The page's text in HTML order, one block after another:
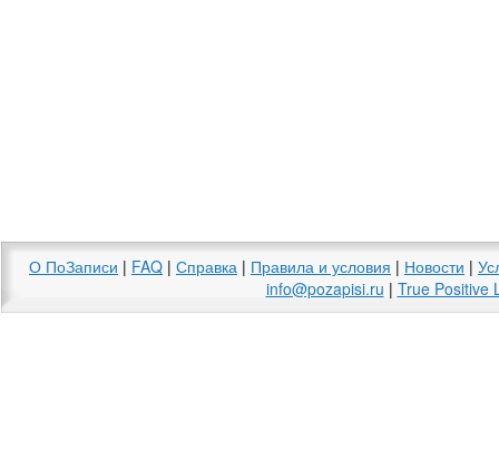
О ПоЗаписи | FAQ | Справка | Правила и условия | Новости |
info@pozapisi.ru | True Positive